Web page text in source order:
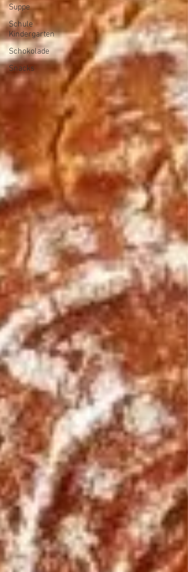
Suppe
Schule
Kindergarten
Schokolade
Snacks